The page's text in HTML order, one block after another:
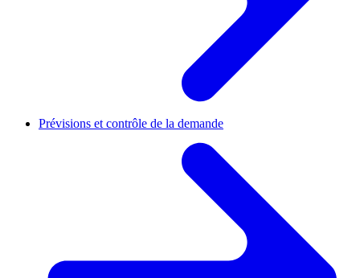
Prévisions et contrôle de la demande